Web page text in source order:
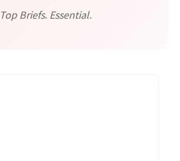
Top Briefs. Essential.